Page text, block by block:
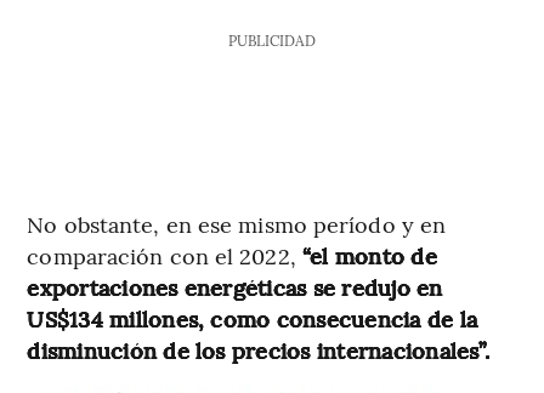
PUBLICIDAD
No obstante, en ese mismo período y en
comparación con el 2022, “el monto de
exportaciones energéticas se redujo en
US$134 millones, como consecuencia de la
disminución de los precios internacionales”.